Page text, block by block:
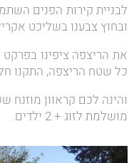
לבניית קירות הפנים
ובחוץ צבענו בשליכט
את הריצפה ציפינו
כל שטח הריצפה, התקנו
והינה לכם קראוון
מושלמת לזוג + 2 ילדים.